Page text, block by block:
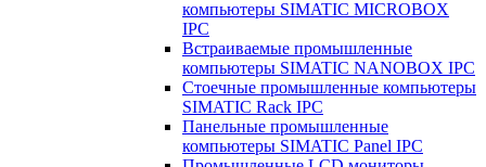
компьютеры SIMATIC MICROBOX
IPC
Встраиваемые промышленные
компьютеры SIMATIC NANOBOX IPC
Стоечные промышленные компьютеры
SIMATIC Rack IPC
Панельные промышленные
компьютеры SIMATIC Panel IPC